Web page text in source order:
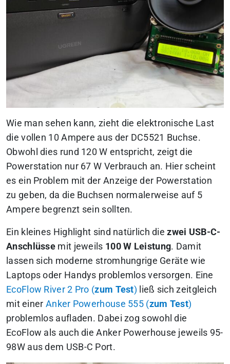
Wie man sehen kann, zieht die elektronische Last
die vollen 10 Ampere aus der DC5521 Buchse.
Obwohl dies rund 120 W entspricht, zeigt die
Powerstation nur 67 W Verbrauch an. Hier scheint
es ein Problem mit der Anzeige der Powerstation
zu geben, da die Buchsen normalerweise auf 5
Ampere begrenzt sein sollten.
Ein kleines Highlight sind natürlich diezwei USB-C-
Anschlüsse mit jeweils 100 W Leistung. Damit
lassen sich moderne stromhungrige Geräte wie
Laptops oder Handys problemlos versorgen. Eine
EcoFlow River 2 Pro (zum Test) ließ sich zeitgleich
mit einer Anker Powerhouse 555 (zum Test)
problemlos aufladen. Dabei zog sowohl die
EcoFlow als auch die Anker Powerhouse jeweils 95-
98W aus dem USB-C Port.